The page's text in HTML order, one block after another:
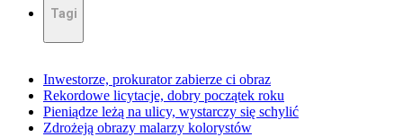
Tagi
Inwestorze, prokurator zabierze ci obraz
Rekordowe licytacje, dobry początek roku
Pieniądze leżą na ulicy, wystarczy się schylić
Zdrożeją obrazy malarzy kolorystów